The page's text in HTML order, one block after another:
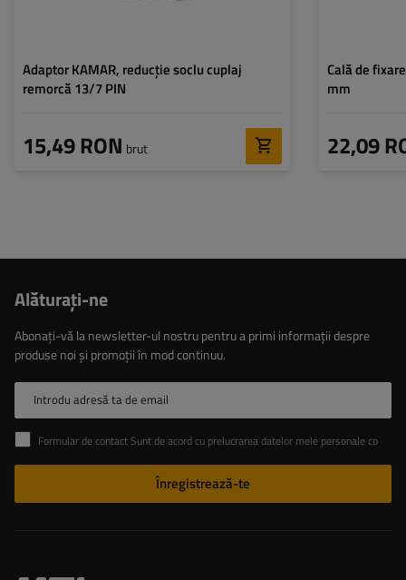
Adaptor KAMAR, reducție soclu cuplaj
remorcă 13/7 PIN
15,49 RON brut
Cală de
mm
22,09
Alăturaţi-ne
Abonați-vă la newsletter-ul nostru pentru a primi informații despre
produse noi și promoții în mod continuu.
Introdu adresă ta de email
Formular de contact Sunt de acord cu prelucrarea datelor mele personale conținute în formularul de contact în conformitate cu Regulamentul Parlamentului European și al Consiliului (UE)
Înregistrează-te